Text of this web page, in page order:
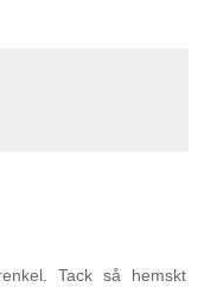
Tack så hemskt